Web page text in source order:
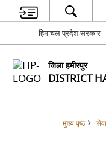
हिमाचल प्रदेश सरकार
जिला हमीरपुर
DISTRICT
मुख्य पृष्ठ